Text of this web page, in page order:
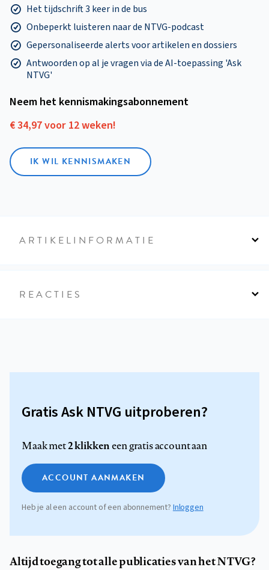
Het tijdschrift 3 keer in de bus
Onbeperkt luisteren naar de NTVG-podcast
Gepersonaliseerde alerts voor artikelen en dossiers
Antwoorden op al je vragen via de AI-toepassing 'Ask
NTVG'
Neem het kennismakings­abonnement
€ 34,97 voor 12 weken!
IK WIL KENNISMAKEN
ARTIKELINFORMATIE
REACTIES
Gratis Ask NTVG uitproberen?
Maak met2 klikkeneen gratis account aan
ACCOUNT AANMAKEN
Heb je al een account of een abonnement?Inloggen
Altijd toegang tot alle publicaties van het NTVG?